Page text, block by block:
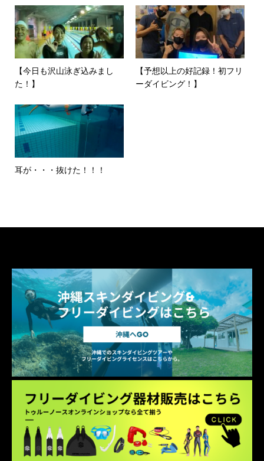
【今日も沢山泳ぎ込みまし
た！】
【予想以上の好記録！初フリ
ーダイビング！】
耳が・・・抜けた！！！